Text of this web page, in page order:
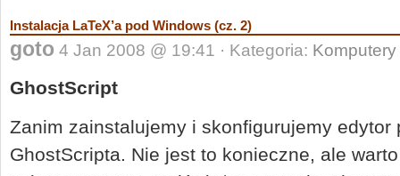
Instalacja LaTeX’a pod Windows (cz. 2)
goto 4 Jan 2008 @ 19:41 · Kategoria:
GhostScript
Zanim zainstalujemy i skonfigurujemy
GhostScripta. Nie jest to konieczne, ale